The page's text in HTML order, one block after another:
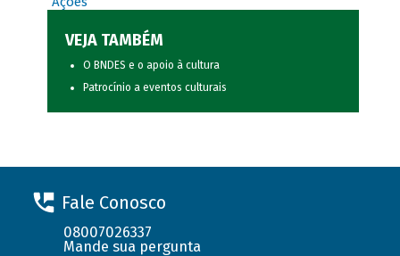
VEJA TAMBÉM
O BNDES e o apoio à cultura
Patrocínio a eventos culturais
Fale Conosco
08007026337
Mande sua pergunta